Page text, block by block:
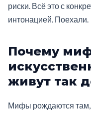
риски. Всё это с
интонацией. Поехали.
Почему
живут так
Мифы рождаются там,